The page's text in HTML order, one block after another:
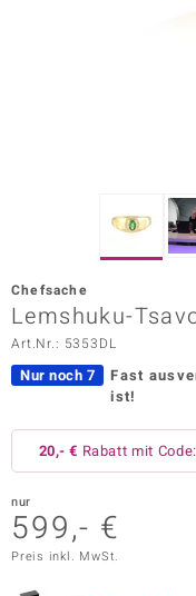
Vogue
Paraíso
Chefsache
Lemshuku-
Art.Nr.: 5353DL
Nur noch 7 Fast
ist!
20,- € Rabatt mit Code:
nur
599,- €
Preis inkl. MwSt.